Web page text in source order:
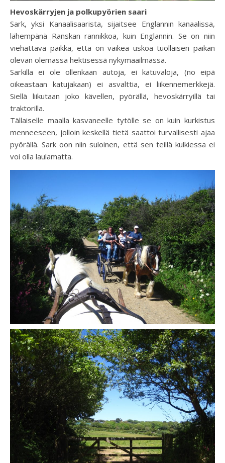
Hevoskärryjen ja polkupyörien saari
Sark, yksi Kanaalisaarista, sijaitsee Englannin kanaalissa,
lähempänä Ranskan rannikkoa, kuin Englannin. Se on niin
viehättävä paikka, että on vaikea uskoa tuollaisen paikan
olevan olemassa hektisessä nykymaailmassa.
Sarkilla ei ole ollenkaan autoja, ei katuvaloja, (no eipä
oikeastaan katujakaan) ei asvalttia, ei liikennemerkkejä.
Siellä liikutaan joko kävellen, pyörällä, hevoskärryillä tai
traktorilla.
Tällaiselle maalla kasvaneelle tytölle se on kuin kurkistus
menneeseen, jolloin keskellä tietä saattoi turvallisesti ajaa
pyörällä. Sark oon niin suloinen, että sen teillä kulkiessa ei
voi olla laulamatta.